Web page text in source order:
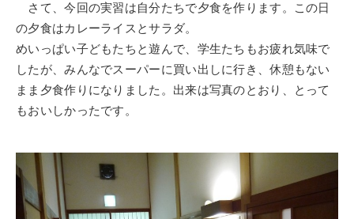
さて、今回の実習は自分たちで夕食を作ります。この日
の夕食はカレーライスとサラダ。
めいっぱい子どもたちと遊んで、学生たちもお疲れ気味で
したが、みんなでスーパーに買い出しに行き、休憩もない
まま夕食作りになりました。出来は写真のとおり、とって
もおいしかったです。